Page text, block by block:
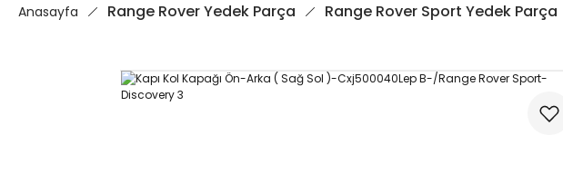
Anasayfa Range Rover Yedek Parça Range Rover Sport Yedek Parça